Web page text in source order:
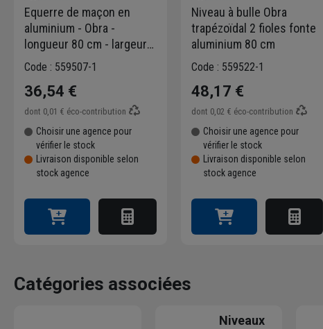
Equerre de maçon en
aluminium - Obra -
longueur 80 cm - largeur
60 cm
Code : 559507-1
36,54 €
dont 0,01 € éco-contribution
Choisir une agence pour
vérifier le stock
Livraison disponible selon
stock agence
Niveau à bulle Obra
trapézoïdal 2 fioles fonte
aluminium 80 cm
Code : 559522-1
48,17 €
dont 0,02 € éco-contribution
Choisir une agence pour
vérifier le stock
Livraison disponible selon
stock agence
Catégories associées
Niveaux